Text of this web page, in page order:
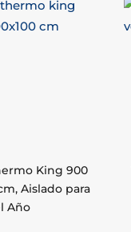
King 900
Aislado para
Año